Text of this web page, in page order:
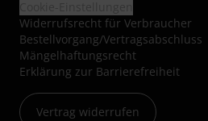
Widerrufsrecht für Verbraucher
Bestellvorgang/Vertragsabschluss
Mängelhaftungsrecht
Erklärung zur Barrierefreiheit
Vertrag widerrufen